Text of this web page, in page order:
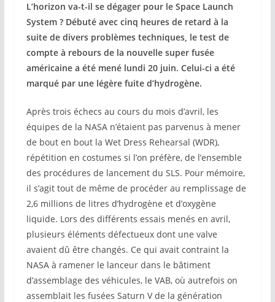
L’horizon va-t-il se dégager pour le Space Launch
System ? Débuté avec cinq heures de retard à la
suite de divers problèmes techniques, le test de
compte à rebours de la nouvelle super fusée
américaine a été mené lundi 20 juin. Celui-ci a été
marqué par une légère fuite d’hydrogène.
Après trois échecs au cours du mois d’avril, les
équipes de la NASA n’étaient pas parvenus à mener
de bout en bout la Wet Dress Rehearsal (WDR),
répétition en costumes si l’on préfère, de l’ensemble
des procédures de lancement du SLS. Pour mémoire,
il s’agit tout de même de procéder au remplissage de
2,6 millions de litres d’hydrogène et d’oxygène
liquide. Lors des différents essais menés en avril,
plusieurs éléments défectueux dont une valve
avaient dû être changés. Ce qui avait contraint la
NASA à ramener le lanceur dans le bâtiment
d’assemblage des véhicules, le VAB, où autrefois on
assemblait les fusées Saturn V de la génération